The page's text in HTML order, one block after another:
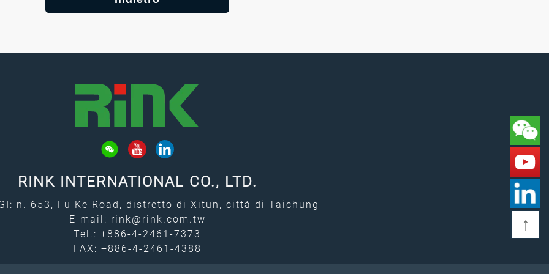
RINK INTERNATIONAL CO., LTD.
n. 653, Fu Ke Road, distretto di Xitun, città di Taichung
E-mail: rink@rink.com.tw
Tel.: +886-4-2461-7373
FAX: +886-4-2461-4388
↑